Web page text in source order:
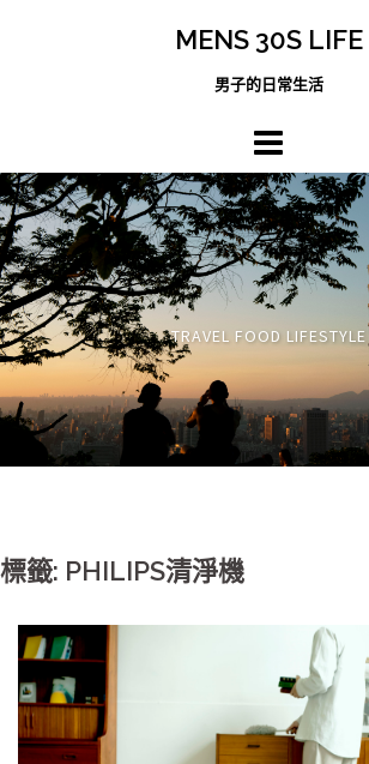
MENS 30S LIFE
男子的日常生活
TRAVEL FOOD LIFESTYLE
標籤: PHILIPS清淨機